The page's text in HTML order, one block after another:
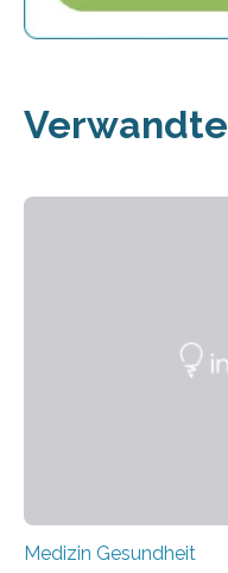
Verwandte
Medizin Gesundheit